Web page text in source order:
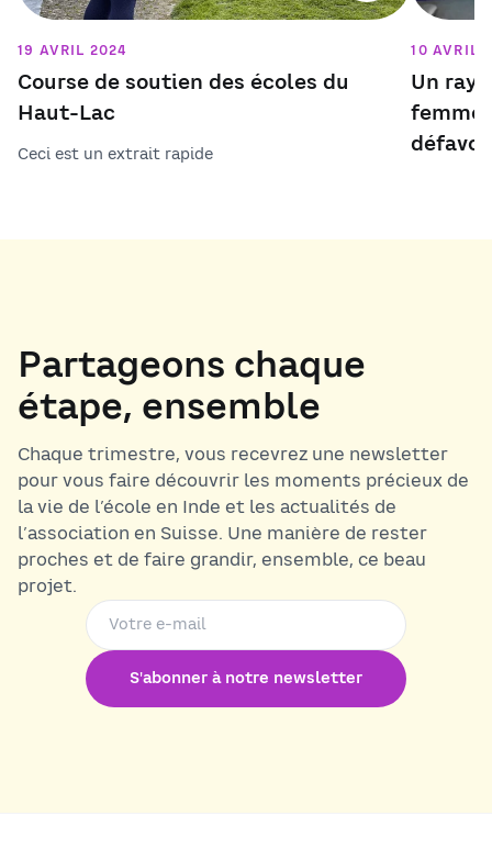
19 AVRIL 2024
Course de soutien des écoles du
Haut-Lac
Ceci est un extrait rapide
10 AVRIL
Un
Partageons chaque
étape, ensemble
Chaque trimestre, vous recevrez une newsletter
pour vous faire découvrir les moments précieux de
la vie de l’école en Inde et les actualités de
l’association en Suisse. Une manière de rester
proches et de faire grandir, ensemble, ce beau
projet.
S'abonner à notre newsletter